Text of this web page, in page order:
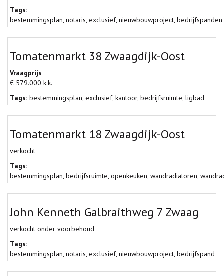
Tags:
bestemmingsplan, notaris, exclusief, nieuwbouwproject, bedrijfspanden
Tomatenmarkt 38 Zwaagdijk-Oost
Vraagprijs
€ 579.000 k.k.
Tags: bestemmingsplan, exclusief, kantoor, bedrijfsruimte, ligbad
Tomatenmarkt 18 Zwaagdijk-Oost
verkocht
Tags:
bestemmingsplan, bedrijfsruimte, openkeuken, wandradiatoren,
John Kenneth Galbraithweg 7 Zwaag
verkocht onder voorbehoud
Tags:
bestemmingsplan, notaris, exclusief, nieuwbouwproject, bedrijfspand